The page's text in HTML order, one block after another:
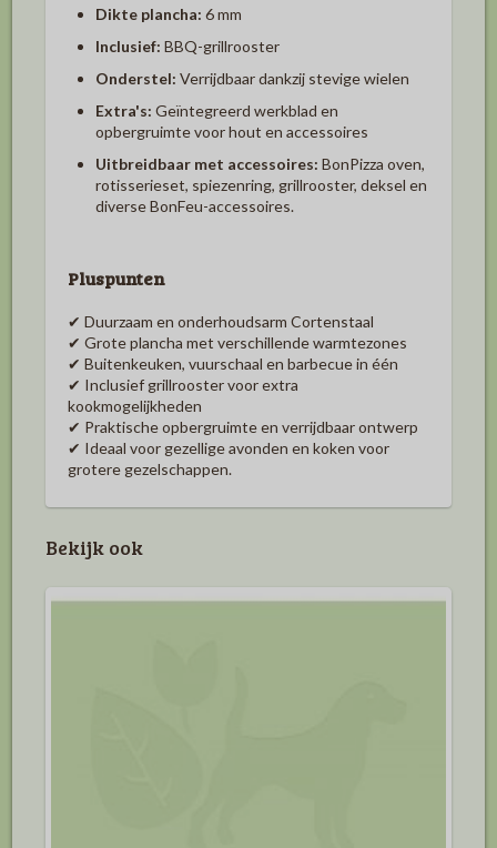
Dikte plancha: 6 mm
Inclusief: BBQ-grillrooster
Onderstel: Verrijdbaar dankzij stevige wielen
Extra's: Geïntegreerd werkblad en
opbergruimte voor hout en accessoires
Uitbreidbaar met accessoires: BonPizza oven,
rotisserieset, spiezenring, grillrooster, deksel en
diverse BonFeu-accessoires.
Pluspunten
✔ Duurzaam en onderhoudsarm Cortenstaal
✔ Grote plancha met verschillende warmtezones
✔ Buitenkeuken, vuurschaal en barbecue in één
✔ Inclusief grillrooster voor extra
kookmogelijkheden
✔ Praktische opbergruimte en verrijdbaar ontwerp
✔ Ideaal voor gezellige avonden en koken voor
grotere gezelschappen.
Bekijk ook